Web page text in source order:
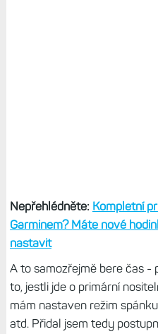
Nepřehlédněte: Kompletní
Garminem? Máte nové
nastavit
A to samozřejmě bere čas -
to, jestli jde o primární
mám nastaven režim
atd. Přidal jsem tedy